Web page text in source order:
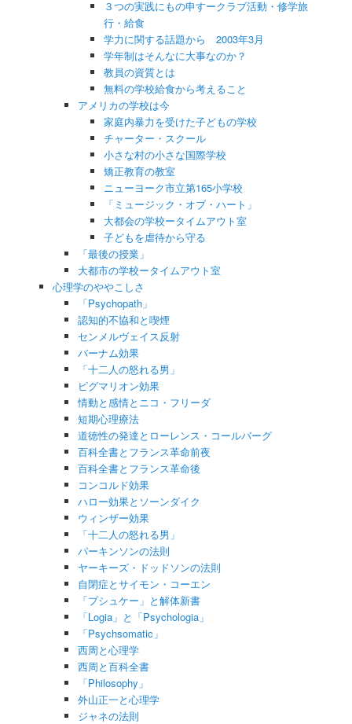
３つの実践にもの申すークラブ活動・修学旅
行・給食
学力に関する話題から 2003年3月
学年制はそんなに大事なのか？
教員の資質とは
無料の学校給食から考えること
アメリカの学校は今
家庭内暴力を受けた子どもの学校
チャーター・スクール
小さな村の小さな国際学校
矯正教育の教室
ニューヨーク市立第165小学校
「ミュージック・オブ・ハート」
大都会の学校ータイムアウト室
子どもを虐待から守る
「最後の授業」
大都市の学校ータイムアウト室
心理学のややこしさ
「Psychopath」
認知的不協和と喫煙
センメルヴェイス反射
バーナム効果
「十二人の怒れる男」
ピグマリオン効果
情動と感情とニコ・フリーダ
短期心理療法
道徳性の発達とローレンス・コールバーグ
百科全書とフランス革命前夜
百科全書とフランス革命後
コンコルド効果
ハロー効果とソーンダイク
ウィンザー効果
「十二人の怒れる男」
パーキンソンの法則
ヤーキーズ・ドッドソンの法則
自閉症とサイモン・コーエン
「プシュケー」と解体新書
「Logia」と「Psychologia」
「Psychsomatic」
西周と心理学
西周と百科全書
「Philosophy」
外山正一と心理学
ジャネの法則